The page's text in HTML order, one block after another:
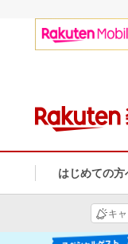
はじめての方
キ